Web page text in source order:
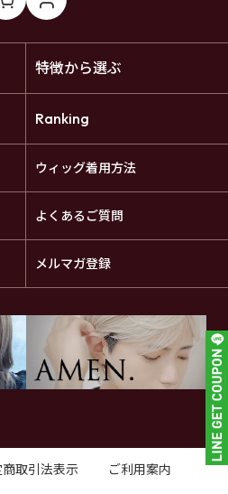
特徴から選ぶ
Ranking
ウィッグ着用方法
よくあるご質問
メルマガ登録
取引法表示 ご利用案内